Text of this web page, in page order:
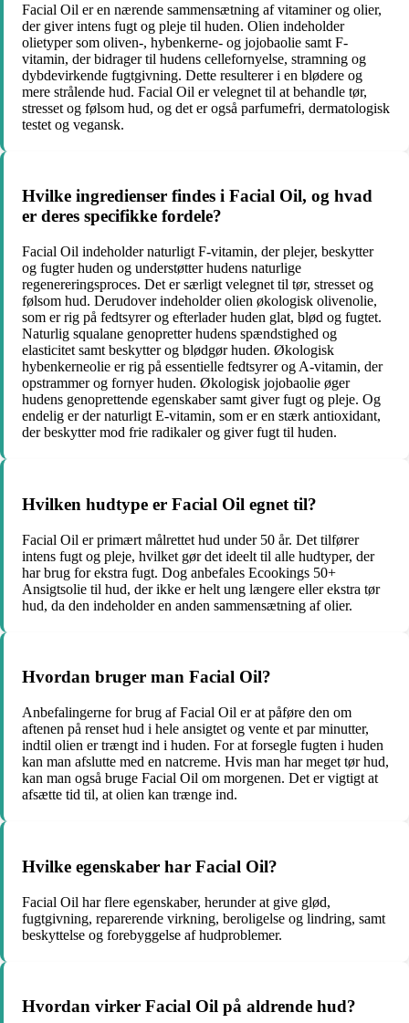
Facial Oil er en nærende sammensætning af vitaminer og olier,
der giver intens fugt og pleje til huden. Olien indeholder
olietyper som oliven-, hybenkerne- og jojobaolie samt F-
vitamin, der bidrager til hudens cellefornyelse, stramning og
dybdevirkende fugtgivning. Dette resulterer i en blødere og
mere strålende hud. Facial Oil er velegnet til at behandle tør,
stresset og følsom hud, og det er også parfumefri, dermatologisk
testet og vegansk.
Hvilke ingredienser findes i Facial Oil, og hvad
er deres specifikke fordele?
Facial Oil indeholder naturligt F-vitamin, der plejer, beskytter
og fugter huden og understøtter hudens naturlige
regenereringsproces. Det er særligt velegnet til tør, stresset og
følsom hud. Derudover indeholder olien økologisk olivenolie,
som er rig på fedtsyrer og efterlader huden glat, blød og fugtet.
Naturlig squalane genopretter hudens spændstighed og
elasticitet samt beskytter og blødgør huden. Økologisk
hybenkerneolie er rig på essentielle fedtsyrer og A-vitamin, der
opstrammer og fornyer huden. Økologisk jojobaolie øger
hudens genoprettende egenskaber samt giver fugt og pleje. Og
endelig er der naturligt E-vitamin, som er en stærk antioxidant,
der beskytter mod frie radikaler og giver fugt til huden.
Hvilken hudtype er Facial Oil egnet til?
Facial Oil er primært målrettet hud under 50 år. Det tilfører
intens fugt og pleje, hvilket gør det ideelt til alle hudtyper, der
har brug for ekstra fugt. Dog anbefales Ecookings 50+
Ansigtsolie til hud, der ikke er helt ung længere eller ekstra tør
hud, da den indeholder en anden sammensætning af olier.
Hvordan bruger man Facial Oil?
Anbefalingerne for brug af Facial Oil er at påføre den om
aftenen på renset hud i hele ansigtet og vente et par minutter,
indtil olien er trængt ind i huden. For at forsegle fugten i huden
kan man afslutte med en natcreme. Hvis man har meget tør hud,
kan man også bruge Facial Oil om morgenen. Det er vigtigt at
afsætte tid til, at olien kan trænge ind.
Hvilke egenskaber har Facial Oil?
Facial Oil har flere egenskaber, herunder at give glød,
fugtgivning, reparerende virkning, beroligelse og lindring, samt
beskyttelse og forebyggelse af hudproblemer.
Hvordan virker Facial Oil på aldrende hud?